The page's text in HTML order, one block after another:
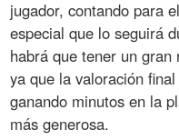
jugador, contando para
especial que lo seguirá
habrá que tener un
ya que la valoración
ganando minutos en la
más generosa.